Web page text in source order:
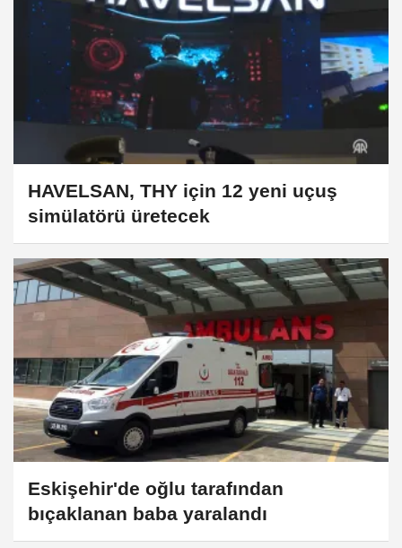
HAVELSAN, THY için 12 yeni uçuş
simülatörü üretecek
Eskişehir'de oğlu tarafından
bıçaklanan baba yaralandı